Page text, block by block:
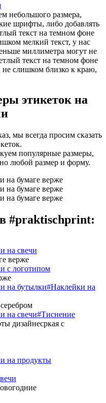
небольшого размера,
шрифты, либо добавлять
текст на темном фоне
мелкий текст, у нас
миллиметра могут не
текст на темном фоне
слишком близко к краю,
этикеток на
мы всегда просим сказать
популярные размеры,
любой размер и форму.
#praktischprint:
на свечи
с логотипом
на бутылки#Наклейки на
на свечи#Тиснение
на продукты